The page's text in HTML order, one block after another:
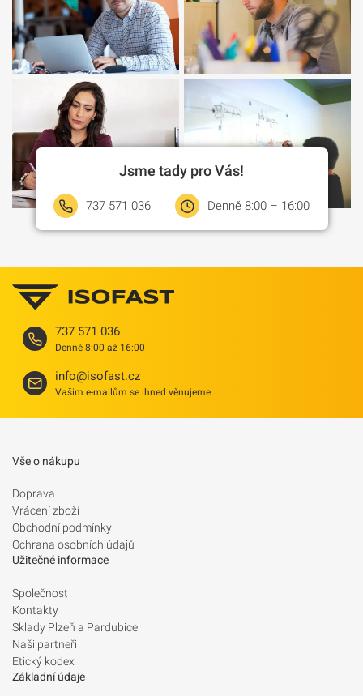
Jsme tady pro Vás!
737 571 036 Denně 8:00 – 16:00
737 571 036
Denně 8:00 až 16:00
info@isofast.cz
Vašim e-mailům se ihned věnujeme
Vše o nákupu
Doprava
Vrácení zboží
Obchodní podmínky
Ochrana osobních údajů
Užitečné informace
Společnost
Kontakty
Sklady Plzeň a Pardubice
Naši partneři
Etický kodex
Základní údaje